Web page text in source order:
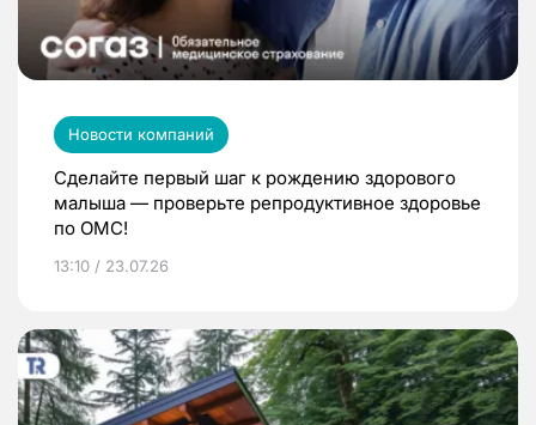
Новости компаний
Сделайте первый шаг к рождению здорового
малыша — проверьте репродуктивное здоровье
по ОМС!
13:10 / 23.07.26